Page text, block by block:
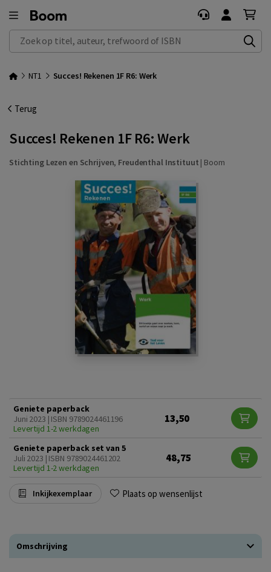
Zoek op titel, auteur, trefwoord of ISBN
NT1 Succes! Rekenen 1F R6: Werk
Terug
Succes! Rekenen 1F R6: Werk
Stichting Lezen en Schrijven, Freudenthal Instituut | Boom
Geniete paperback
Juni 2023 | ISBN 9789024461196
Levertijd 1-2 werkdagen
13,50
Geniete paperback set van 5
Juli 2023 | ISBN 9789024461202
Levertijd 1-2 werkdagen
48,75
Inkijkexemplaar Plaats op wensenlijst
Omschrijving